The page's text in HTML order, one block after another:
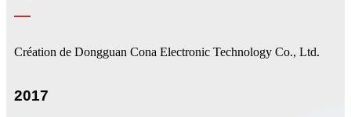
Création de Dongguan Cona Electronic Technology Co., Ltd.
2017